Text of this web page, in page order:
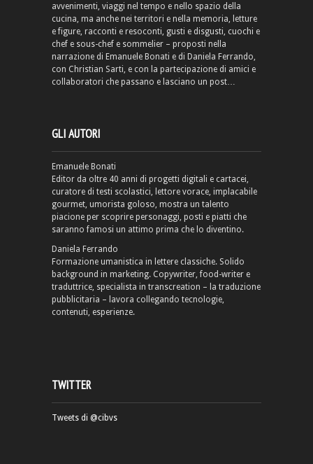
avvenimenti, viaggi nel tempo e nello spazio della
cucina, ma anche nei territori e nella memoria, letture
e figure, racconti e resoconti, gusti e disgusti, cuochi e
chef e sous-chef e sommelier – proposti nella
narrazione di Emanuele Bonati e di Daniela Ferrando,
con Christian Sarti, e con la partecipazione di amici e
collaboratori che passano e lasciano un post…
GLI AUTORI
Emanuele Bonati
Editor da oltre 40 anni di progetti digitali e cartacei,
curatore di testi scolastici, lettore vorace, implacabile
gourmet, umorista goloso, mostra un talento
piacione per scoprire personaggi, posti e piatti che
saranno famosi un attimo prima che lo diventino.
Daniela Ferrando
Formazione umanistica in lettere classiche. Solido
background in marketing. Copywriter, food-writer e
traduttrice, specialista in transcreation – la traduzione
pubblicitaria – lavora collegando tecnologie,
contenuti, esperienze.
TWITTER
Tweets di @cibvs